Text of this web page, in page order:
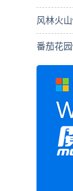
风林火
番茄花